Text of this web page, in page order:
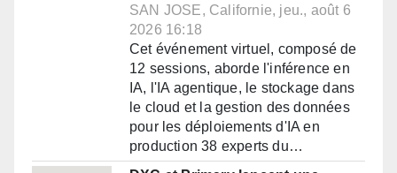
SAN JOSE, Californie, jeu., août 6
2026 16:18
Cet événement virtuel, composé de
12 sessions, aborde l'inférence en
IA, l'IA agentique, le stockage dans
le cloud et la gestion des données
pour les déploiements d'IA en
production 38 experts du…